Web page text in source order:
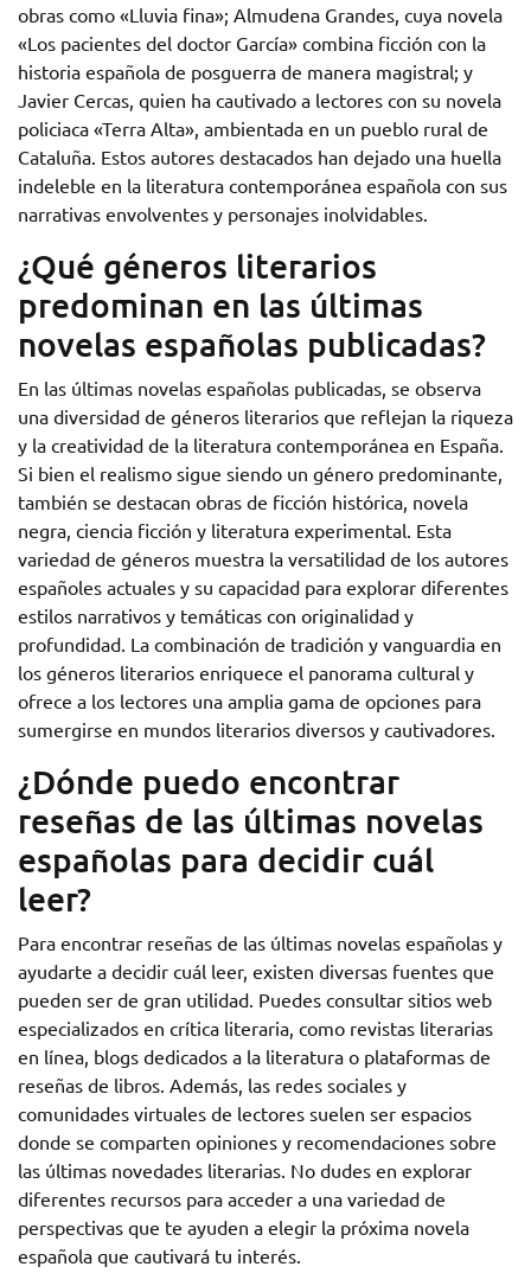
obras como «Lluvia fina»; Almudena Grandes, cuya novela
«Los pacientes del doctor García» combina ficción con la
historia española de posguerra de manera magistral; y
Javier Cercas, quien ha cautivado a lectores con su novela
policiaca «Terra Alta», ambientada en un pueblo rural de
Cataluña. Estos autores destacados han dejado una huella
indeleble en la literatura contemporánea española con sus
narrativas envolventes y personajes inolvidables.
¿Qué géneros literarios
predominan en las últimas
novelas españolas publicadas?
En las últimas novelas españolas publicadas, se observa
una diversidad de géneros literarios que reflejan la riqueza
y la creatividad de la literatura contemporánea en España.
Si bien el realismo sigue siendo un género predominante,
también se destacan obras de ficción histórica, novela
negra, ciencia ficción y literatura experimental. Esta
variedad de géneros muestra la versatilidad de los autores
españoles actuales y su capacidad para explorar diferentes
estilos narrativos y temáticas con originalidad y
profundidad. La combinación de tradición y vanguardia en
los géneros literarios enriquece el panorama cultural y
ofrece a los lectores una amplia gama de opciones para
sumergirse en mundos literarios diversos y cautivadores.
¿Dónde puedo encontrar
reseñas de las últimas novelas
españolas para decidir cuál
leer?
Para encontrar reseñas de las últimas novelas españolas y
ayudarte a decidir cuál leer, existen diversas fuentes que
pueden ser de gran utilidad. Puedes consultar sitios web
especializados en crítica literaria, como revistas literarias
en línea, blogs dedicados a la literatura o plataformas de
reseñas de libros. Además, las redes sociales y
comunidades virtuales de lectores suelen ser espacios
donde se comparten opiniones y recomendaciones sobre
las últimas novedades literarias. No dudes en explorar
diferentes recursos para acceder a una variedad de
perspectivas que te ayuden a elegir la próxima novela
española que cautivará tu interés.